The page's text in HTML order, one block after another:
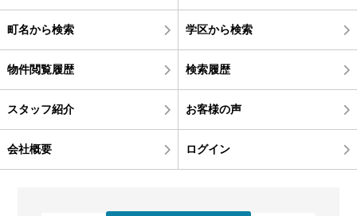
町名から検索 学区から検索
物件閲覧履歴 検索履歴
スタッフ紹介 お客様の声
会社概要 ログイン